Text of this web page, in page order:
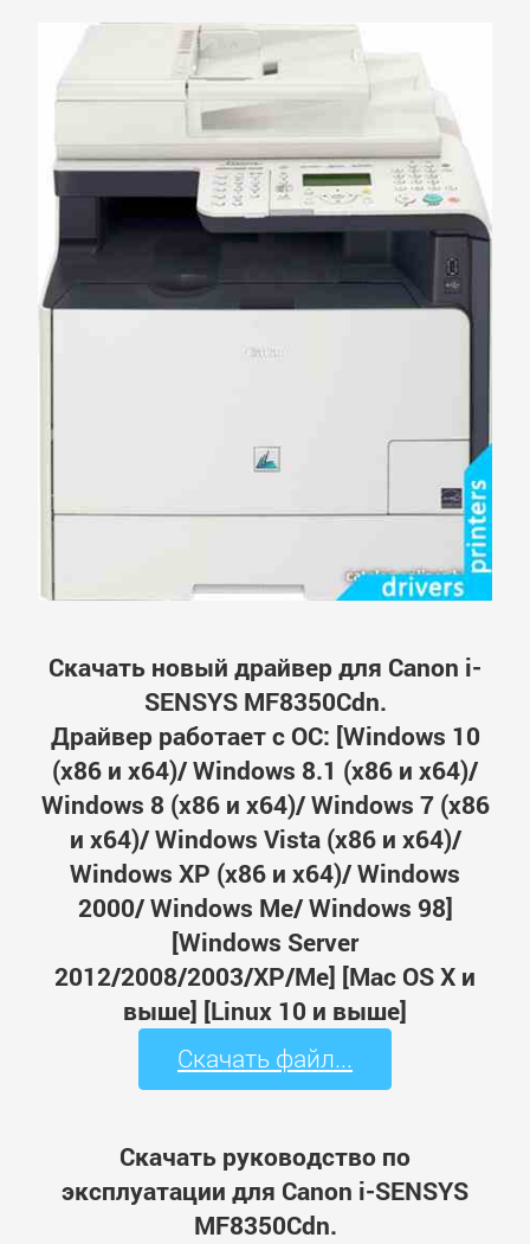
Скачать новый драйвер для Canon i-
SENSYS MF8350Cdn.
Драйвер работает с ОС: [Windows 10
(x86 и x64)/ Windows 8.1 (x86 и x64)/
Windows 8 (x86 и x64)/ Windows 7 (x86
и x64)/ Windows Vista (x86 и x64)/
Windows XP (x86 и x64)/ Windows
2000/ Windows Me/ Windows 98]
[Windows Server
2012/2008/2003/XP/Me] [Mac OS X и
выше] [Linux 10 и выше]
Скачать файл...
Скачать руководство по
эксплуатации для Canon i-SENSYS
MF8350Cdn.